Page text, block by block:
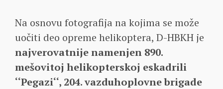
Na osnovu fotografija na kojima se može
uočiti deo opreme helikoptera, D-HBKH je
najverovatnije namenjen 890.
mešovitoj helikopterskoj eskadrili
‘‘Pegazi‘‘, 204. vazduhoplovne brigade